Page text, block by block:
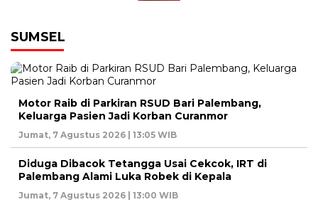
SUMSEL
Motor Raib di Parkiran RSUD Bari Palembang,
Keluarga Pasien Jadi Korban Curanmor
Jumat, 7 Agustus 2026 | 13:05 WIB
Diduga Dibacok Tetangga Usai Cekcok, IRT di
Palembang Alami Luka Robek di Kepala
Jumat, 7 Agustus 2026 | 13:00 WIB